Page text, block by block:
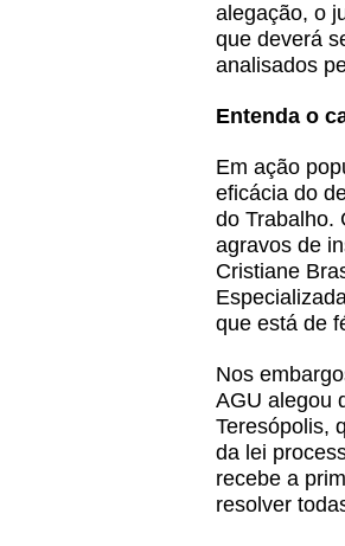
alegação, o
que deverá
analisados
Entenda o
Em ação
eficácia do
do Trabalho.
agravos de
Cristiane
que está de
Nos
AGU alegou
Teresópolis,
da lei
recebe a
resolver